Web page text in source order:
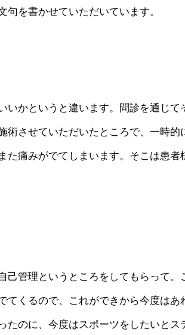
を書かせていただいています。
かというと違います。問診を通じて
術させていただいたところで、一時的
た痛みがでてしまいます。そこは患者
管理というところをしてもらって。
てくるので、これができから今度はあ
たのに、今度はスポーツをしたいとス